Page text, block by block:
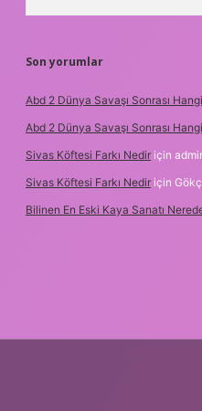
Son yorumlar
Abd 2 Dünya Savaşı Sonrası
Abd 2 Dünya Savaşı Sonrası
Sivas Köftesi Farkı Nedir için
Sivas Köftesi Farkı Nedir için
Bilinen En Eski Kaya Sanatı